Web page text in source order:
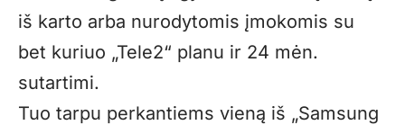
iš karto arba nurodytomis įmokomis su
bet kuriuo „Tele2“ planu ir 24 mėn.
sutartimi.
Tuo tarpu perkantiems vieną iš „Samsung